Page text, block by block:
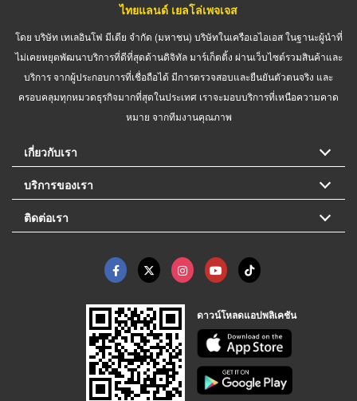
ไทยแลนด์ เยลโล่เพจเจส
โดย บริษัท เทเลอินโฟ มีเดีย จำกัด (มหาชน) บริษัทในเครือเอไอเอส ในฐานะผู้นำที่
ไม่เคยหยุดพัฒนาบริการที่ดีที่สุดด้านดิจิทัล มาร์เก็ตติ้ง ผ่านเว็บไซต์รวมสินค้าและ
บริการ จากผู้ประกอบการที่เชื่อถือได้ มีการตรวจสอบและยืนยันตัวตนจริง และ
ครอบคลุมทุกหมวดธุรกิจมากที่สุดในประเทศ เราจะมอบบริการที่เหนือความคาด
หมาย จากทีมงานคุณภาพ
เกี่ยวกับเรา
บริการของเรา
ติดต่อเรา
ดาวน์โหลดแอปพลิเคชัน